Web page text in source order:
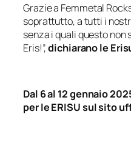
Grazie a Femmetal
soprattutto, a tutti i
senza i quali questo
Eris!”,dichiarano le
Dal 6 al 12 gennaio
per le ERISU sul sito